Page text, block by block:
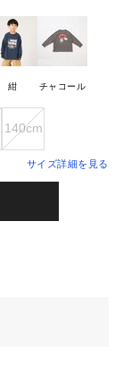
紺 チャコール
140cm
サイズ詳細を見る